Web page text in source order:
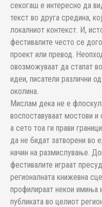
секогаш е интересно да
текст во друга средина,
локалниот контекст. И,
фестивалите често се
проект или превод.
овозможуваат да стапат
идеи, писатели различни
околина.
Мислам дека не е
воспоставуваат мостови
а сето тоа ги прави
да не бидат затворени во
начин на размислување.
фестивалите играат
регионалната книжевна
профилираат некои имиња
публиката во целиот